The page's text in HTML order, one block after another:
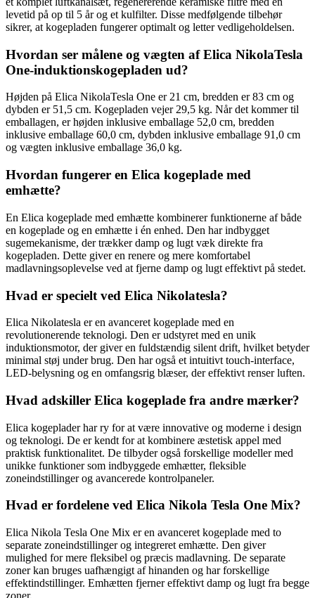
levetid på op til 5 år og et kulfilter. Disse medfølgende tilbehør
sikrer, at kogepladen fungerer optimalt og letter vedligeholdelsen.
Hvordan ser målene og vægten af Elica NikolaTesla
One-induktionskogepladen ud?
Højden på Elica NikolaTesla One er 21 cm, bredden er 83 cm og
dybden er 51,5 cm. Kogepladen vejer 29,5 kg. Når det kommer til
emballagen, er højden inklusive emballage 52,0 cm, bredden
inklusive emballage 60,0 cm, dybden inklusive emballage 91,0 cm
og vægten inklusive emballage 36,0 kg.
Hvordan fungerer en Elica kogeplade med
emhætte?
En Elica kogeplade med emhætte kombinerer funktionerne af både
en kogeplade og en emhætte i én enhed. Den har indbygget
sugemekanisme, der trækker damp og lugt væk direkte fra
kogepladen. Dette giver en renere og mere komfortabel
madlavningsoplevelse ved at fjerne damp og lugt effektivt på stedet.
Hvad er specielt ved Elica Nikolatesla?
Elica Nikolatesla er en avanceret kogeplade med en
revolutionerende teknologi. Den er udstyret med en unik
induktionsmotor, der giver en fuldstændig silent drift, hvilket betyder
minimal støj under brug. Den har også et intuitivt touch-interface,
LED-belysning og en omfangsrig blæser, der effektivt renser luften.
Hvad adskiller Elica kogeplade fra andre mærker?
Elica kogeplader har ry for at være innovative og moderne i design
og teknologi. De er kendt for at kombinere æstetisk appel med
praktisk funktionalitet. De tilbyder også forskellige modeller med
unikke funktioner som indbyggede emhætter, fleksible
zoneindstillinger og avancerede kontrolpaneler.
Hvad er fordelene ved Elica Nikola Tesla One Mix?
Elica Nikola Tesla One Mix er en avanceret kogeplade med to
separate zoneindstillinger og integreret emhætte. Den giver
mulighed for mere fleksibel og præcis madlavning. De separate
zoner kan bruges uafhængigt af hinanden og har forskellige
effektindstillinger. Emhætten fjerner effektivt damp og lugt fra begge